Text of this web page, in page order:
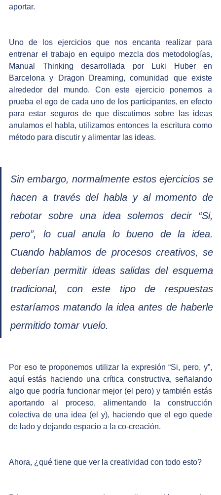
aportar.
Uno de los ejercicios que nos encanta realizar para
entrenar el trabajo en equipo mezcla dos metodologías,
Manual Thinking desarrollada por Luki Huber en
Barcelona y Dragon Dreaming, comunidad que existe
alrededor del mundo. Con este ejercicio ponemos a
prueba el ego de cada uno de los participantes, en efecto
para estar seguros de que discutimos sobre las ideas
anulamos el habla, utilizamos entonces la escritura como
método para discutir y alimentar las ideas.
Sin embargo, normalmente estos ejercicios se
hacen a través del habla y al momento de
rebotar sobre una idea solemos decir “Si,
pero”, lo cual anula lo bueno de la idea.
Cuando hablamos de procesos creativos, se
deberían permitir ideas salidas del esquema
tradicional, con este tipo de respuestas
estaríamos matando la idea antes de haberle
permitido tomar vuelo.
Por eso te proponemos utilizar la expresión “Si, pero, y”,
aquí estás haciendo una crítica constructiva, señalando
algo que podría funcionar mejor (el pero) y también estás
aportando al proceso, alimentando la construcción
colectiva de una idea (el y), haciendo que el ego quede
de lado y dejando espacio a la co-creación.
Ahora, ¿qué tiene que ver la creatividad con todo esto?